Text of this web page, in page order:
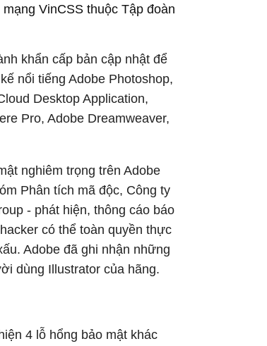
VinCSS thuộc Tập đoàn
khẩn cấp bản cập nhật để
nổi tiếng Adobe Photoshop,
Desktop Application,
Pro, Adobe Dreamweaver,
nghiêm trọng trên Adobe
Phân tích mã độc, Công ty
- phát hiện, thông cáo báo
có thể toàn quyền thực
Adobe đã ghi nhận những
dùng Illustrator của hãng.
4 lỗ hổng bảo mật khác